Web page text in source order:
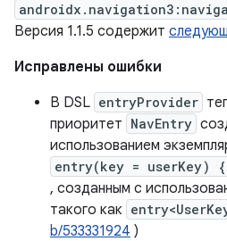
Версия 1.1.5 содержит
Исправлены ошибки
В DSL entryProvider
приоритет NavEntry
использованием
entry(key =
, созданным с
такого как
b/533331924 )